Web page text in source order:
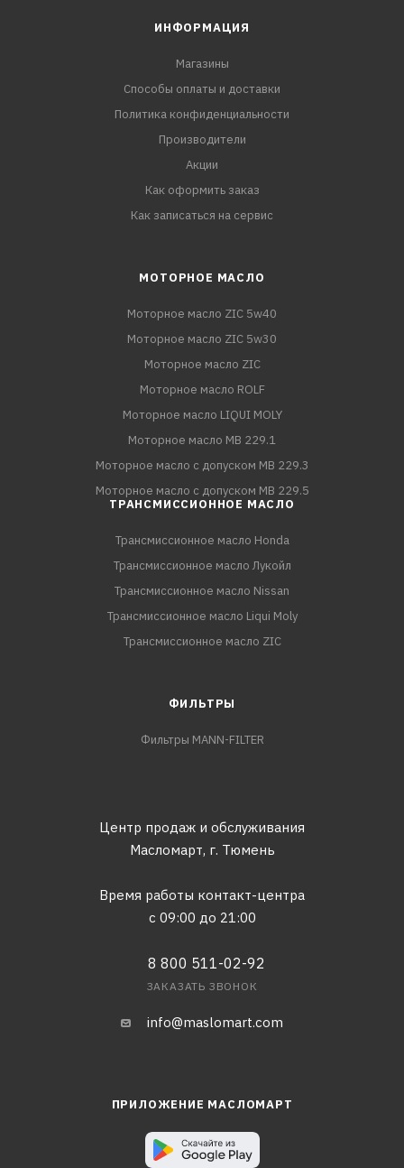
ИНФОРМАЦИЯ
Магазины
Способы оплаты и доставки
Политика конфиденциальности
Производители
Акции
Как оформить заказ
Как записаться на сервис
МОТОРНОЕ МАСЛО
Моторное масло ZIC 5w40
Моторное масло ZIC 5w30
Моторное масло ZIC
Моторное масло ROLF
Моторное масло LIQUI MOLY
Моторное масло MB 229.1
Моторное масло с допуском MB 229.3
Моторное масло с допуском MB 229.5
ТРАНСМИССИОННОЕ МАСЛО
Трансмиссионное масло Honda
Трансмиссионное масло Лукойл
Трансмиссионное масло Nissan
Трансмиссионное масло Liqui Moly
Трансмиссионное масло ZIC
ФИЛЬТРЫ
Фильтры MANN-FILTER
Центр продаж и обслуживания
Масломарт, г. Тюмень
Время работы контакт-центра
с 09:00 до 21:00
8 800 511-02-92
ЗАКАЗАТЬ ЗВОНОК
info@maslomart.com
ПРИЛОЖЕНИЕ МАСЛОМАРТ